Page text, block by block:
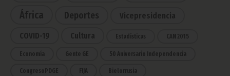
África
Deportes Vicepresidencia
COVID-19 Cultura Estadísticas CAN 2015
Economía Gente GE 50 Aniversario Independencia
CongresoPDGE FIJA Bielorrusia